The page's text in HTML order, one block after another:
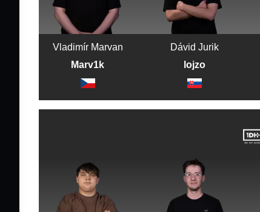
Vladimír Marvan
Marv1k
Dávid Jurik
lojzo